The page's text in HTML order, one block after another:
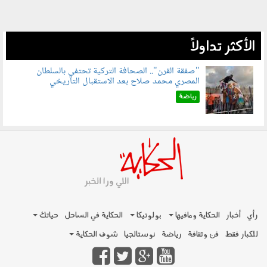
الأكثر تداولاً
070801.jpg
"صفقة القرن".. الصحافة التركية تحتفي بالسلطان
المصري محمد صلاح بعد الاستقبال التاريخي
رياضة
رأي أخبار الحكاية ومافيها بولوتيكا الحكاية في الساحل
حياتك
للكبار فقط فن وثقافة رياضة نوستالجيا شوف الحكاية